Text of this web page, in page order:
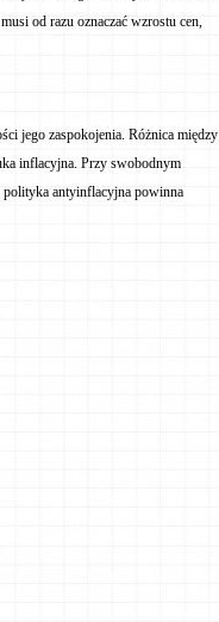
od razu oznaczać wzrostu cen,
jego zaspokojenia. Różnica między
inflacyjna. Przy swobodnym
antyinflacyjna powinna